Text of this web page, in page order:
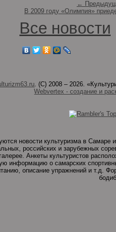
←
В 2009 году «Олимпия»
Все новости
. (C) 2008 – 2026.
Webvertex - создание и
новости культуризма в
российских и зарубежных
Анкеты культуристов
информацию о самарских
описание упражнений и т.д.